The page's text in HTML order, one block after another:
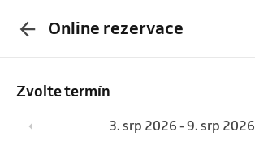
Online rezervace
Zvolte termín
3. srp 2026 - 9. srp 2026